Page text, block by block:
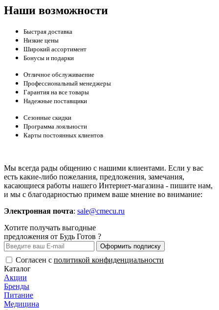
Наши возможности
Быстрая доставка
Низкие цены
Широкий ассортимент
Бонусы и подарки
Отличное обслуживаение
Профессиональный менеджеры
Гарантия на все товары
Надежные поставщики
Сезонные скидки
Программа лояльности
Карты постоянных клиентов
Мы всегда рады общению с нашими клиентами. Если у вас
есть какие-либо пожелания, предложения, замечания,
касающиеся работы нашего Интернет-магазина - пишите нам,
и мы с благодарностью примем ваше мнение во внимание:
Электронная почта: sale@cmecu.ru
Хотите получать выгодные
предложения от Будь Готов ?
Оформить подписку
Согласен с политикой конфиденциальности
Каталог
Акции
Бренды
Питание
Медицина